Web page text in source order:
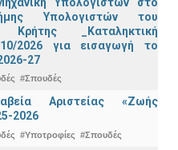
Υπολογιστών του
Κρήτης _Καταληκτική
2026 για εισαγωγή το
27
#Σπουδές
Αριστείας «Ζωής
2026
#Υποτροφίες #Σπουδές